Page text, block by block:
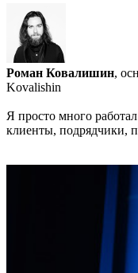
Роман Ковалишин,
Kovalishin
Я просто много
клиенты, подрядчики,